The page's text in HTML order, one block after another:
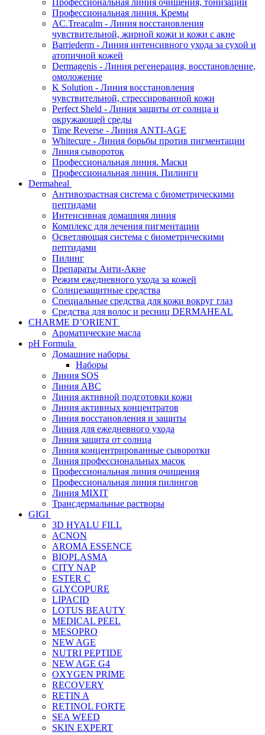
Профессиональная линия очищения, тонизации
Профессиональная линия. Кремы
AC.Treacalm - Линия восстановления
чувствительной, жирной кожи и кожи с акне
Barriederm - Линия интенсивного ухода за сухой и
атопичной кожей
Dermagenis - Линия регенерация, восстановление,
омоложение
K Solution - Линия восстановления
чувствительной, стрессированной кожи
Perfect Sheld - Линия защиты от солнца и
окружающей среды
Time Reverse - Линия ANTI-AGE
Whitecure - Линия борьбы против пигментации
Линия сывороток
Профессиональная линия. Маски
Профессиональная линия. Пилинги
Dermaheal
Антивозрастная система с биометрическими
пептидами
Интенсивная домашняя линия
Комплекс для лечения пигментации
Осветляющая система с биометрическими
пептидами
Пилинг
Препараты Анти-Акне
Режим ежедневного ухода за кожей
Солнцезащитные средства
Специальные средства для кожи вокруг глаз
Средства для волос и ресниц DERMAHEAL
CHARME D’ORIENT
Ароматические масла
pH Formula
Домашние наборы
Наборы
Линия SOS
Линия АВС
Линия активной подготовки кожи
Линия активных концентратов
Линия восстановления и защиты
Линия для ежедневного ухода
Линия защита от солнца
Линия концентрированные сыворотки
Линия профессиональных масок
Профессиональная линия очищения
Профессиональная линия пилингов
Линия MIXIT
Трансдермальные растворы
GIGI
3D HYALU FILL
ACNON
AROMA ESSENCE
BIOPLASMA
CITY NAP
ESTER C
GLYCOPURE
LIPACID
LOTUS BEAUTY
MEDICAL PEEL
MESOPRO
NEW AGE
NUTRI PEPTIDE
NEW AGE G4
OXYGEN PRIME
RECOVERY
RETIN A
RETINOL FORTE
SEA WEED
SKIN EXPERT